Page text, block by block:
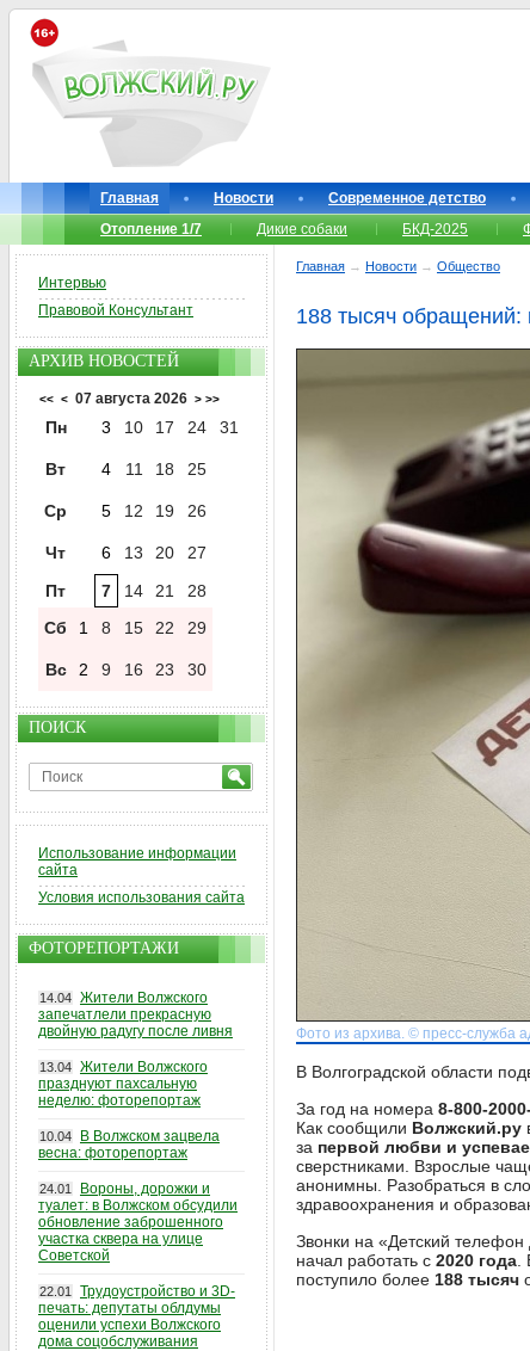
Главная Новости Современное детство
Отопление 1/7
Дикие собаки БКД-2025
Главная → Новости → Общество
188 тысяч обращений:
Фото из архива. © пресс-служба
В Волгоградской области
За год на номера 8-800-
Как сообщили Волжский.ру
за первой любви и
сверстниками. Взрослые
анонимны. Разобраться в
здравоохранения и
Звонки на «Детский
начал работать с 2020 года
поступило более 188 тысяч
Интервью
Правовой Консультант
АРХИВ НОВОСТЕЙ
<< < 07 августа 2026 > >>
Пн 3 10 17 24 31
Вт 4 11 18 25
Ср 5 12 19 26
Чт 6 13 20
27
Пт
7 14 21
28
Сб
1 8 15 22 29
Вс 2 9 16 23 30
ПОИСК
Использование информации
сайта
Условия использования сайта
ФОТОРЕПОРТАЖИ
14.04 Жители Волжского
запечатлели прекрасную
двойную радугу после ливня
13.04 Жители Волжского
празднуют пахсальную
неделю: фоторепортаж
10.04
В Волжском зацвела
весна: фоторепортаж
24.01
Вороны, дорожки и
туалет: в Волжском обсудили
обновление заброшенного
участка сквера на улице
Советской
22.01
Трудоустройство и 3D-
печать: депутаты облдумы
оценили успехи Волжского
дома соцобслуживания